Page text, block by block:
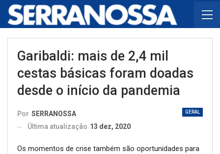
Garibaldi: mais de 2,4 mil
cestas básicas foram doadas
desde o início da pandemia
GERAL
Por SERRANOSSA
Última atualização 13 dez, 2020
Os momentos de crise também são oportunidades para